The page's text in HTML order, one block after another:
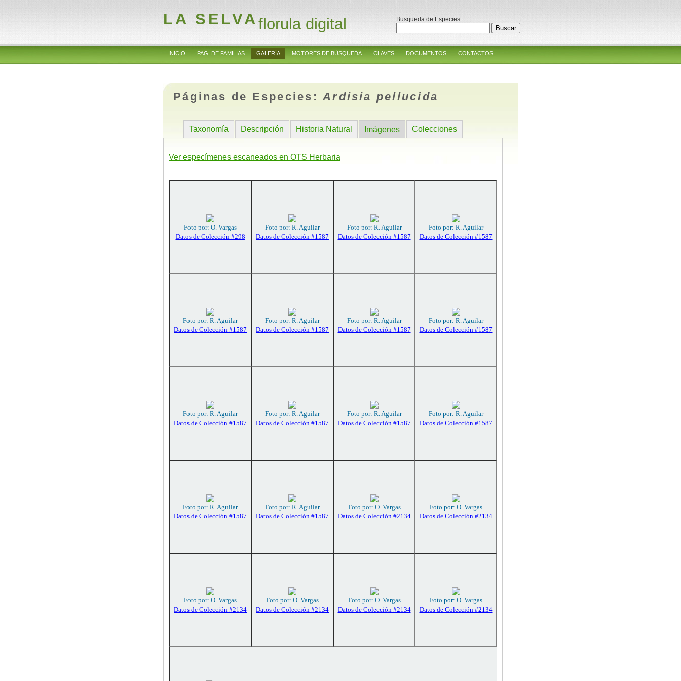
LA SELVAflorula digital Busqueda de Especies:
INICIO PAG. DE FAMILIAS GALERÍA MOTORES DE BÚSQUEDA CLAVES DOCUMENTOS CONTACTOS
Páginas de Especies:Ardisia pellucida
Taxonomía Descripción Historia Natural Imágenes Colecciones
Ver especímenes escaneados en OTS Herbaria
Foto por: O. Vargas
Datos de Colección #298
Foto por: R. Aguilar
Datos de Colección #1587
Foto por: R. Aguilar
Datos de Colección #1587
Foto por: R. Aguilar
Datos de Colección #1587
Foto por: R. Aguilar
Datos de Colección #1587
Foto por: R. Aguilar
Datos de Colección #1587
Foto por: R. Aguilar
Datos de Colección #1587
Foto por: R. Aguilar
Datos de Colección #1587
Foto por: R. Aguilar
Datos de Colección #1587
Foto por: R. Aguilar
Datos de Colección #1587
Foto por: R. Aguilar
Datos de Colección #1587
Foto por: R. Aguilar
Datos de Colección #1587
Foto por: R. Aguilar
Datos de Colección #1587
Foto por: R. Aguilar
Datos de Colección #1587
Foto por: O. Vargas
Datos de Colección #2134
Foto por: O. Vargas
Datos de Colección #2134
Foto por: O. Vargas
Datos de Colección #2134
Foto por: O. Vargas
Datos de Colección #2134
Foto por: O. Vargas
Datos de Colección #2134
Foto por: O. Vargas
Datos de Colección #2134